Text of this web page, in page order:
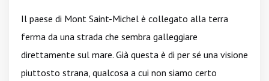
Il paese di Mont Saint-Michel è collegato alla terra
ferma da una strada che sembra galleggiare
direttamente sul mare. Già questa è di per sé una visione
piuttosto strana, qualcosa a cui non siamo certo